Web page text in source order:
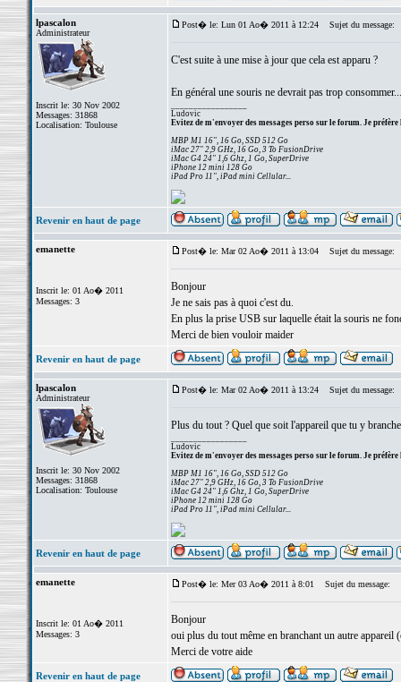
lpascalon
Administrateur
Inscrit le: 30 Nov 2002
Messages: 31868
Localisation: Toulouse
Post� le: Lun 01 Ao� 2011 à 12:24 Sujet du message:
C'est suite à une mise à jour que cela est apparu ?
En général une souris ne devrait pas trop
Ludovic
Evitez de m'envoyer des messages perso sur le forum. Je préfère
MBP M1 16", 16 Go, SSD 512 Go
iMac 27" 2,9 GHz, 16 Go, 3 To FusionDrive
iMac G4 24" 1,6 Ghz, 1 Go, SuperDrive
iPhone 12 mini 128 Go
iPad Pro 11", iPad mini Cellular...
Revenir en haut de page
emanette
Inscrit le: 01 Ao� 2011
Messages: 3
Post� le: Mar 02 Ao� 2011 à 13:04 Sujet du message:
Bonjour
Je ne sais pas à quoi c'est du.
En plus la prise USB sur laquelle était la souris ne
Merci de bien vouloir maider
Revenir en haut de page
lpascalon
Administrateur
Inscrit le: 30 Nov 2002
Messages: 31868
Localisation: Toulouse
Post� le: Mar 02 Ao� 2011 à 13:24 Sujet du message:
Plus du tout ? Quel que soit l'appareil que tu y
Ludovic
Evitez de m'envoyer des messages perso sur le forum. Je préfère
MBP M1 16", 16 Go, SSD 512 Go
iMac 27" 2,9 GHz, 16 Go, 3 To FusionDrive
iMac G4 24" 1,6 Ghz, 1 Go, SuperDrive
iPhone 12 mini 128 Go
iPad Pro 11", iPad mini Cellular...
Revenir en haut de page
emanette
Inscrit le: 01 Ao� 2011
Messages: 3
Post� le: Mer 03 Ao� 2011 à 8:01 Sujet du message:
Bonjour
oui plus du tout même en branchant un autre
Merci de votre aide
Revenir en haut de page